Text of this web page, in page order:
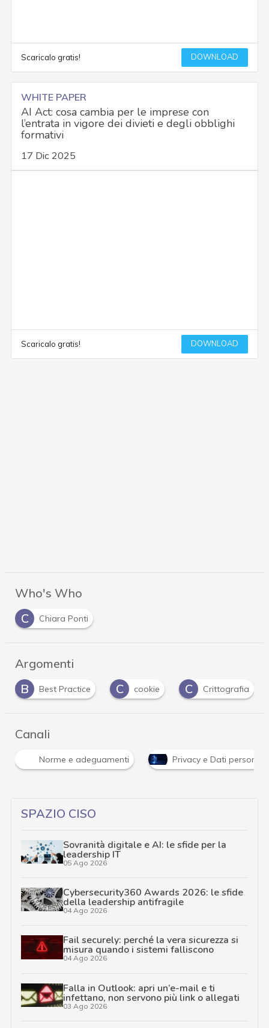
Scaricalo gratis! DOWNLOAD
WHITE PAPER
AI Act: cosa cambia per le imprese con
l’entrata in vigore dei divieti e degli obblighi
formativi
17 Dic 2025
Scaricalo gratis! DOWNLOAD
Who's Who
C
Chiara Ponti
Argomenti
C
cookie C Crittografia D Data Protection
Canali
Norme e adeguamenti Privacy e Dati personali
SPAZIO CISO
Sovranità digitale e AI: le sfide per la
leadership IT
05 Ago 2026
Cybersecurity360 Awards 2026: le sfide
della leadership antifragile
04 Ago 2026
Fail securely: perché la vera sicurezza si
misura quando i sistemi falliscono
04 Ago 2026
Falla in Outlook: apri un’e-mail e ti
infettano, non servono più link o allegati
03 Ago 2026